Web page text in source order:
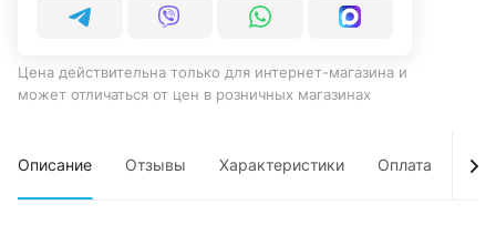
Цена действительна только для интернет-магазина и
может отличаться от цен в розничных магазинах
Описание Отзывы Характеристики Оплата